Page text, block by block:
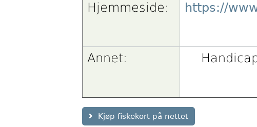
Hjemmeside:
https://
Annet:
Kjøp fiskekort på nettet